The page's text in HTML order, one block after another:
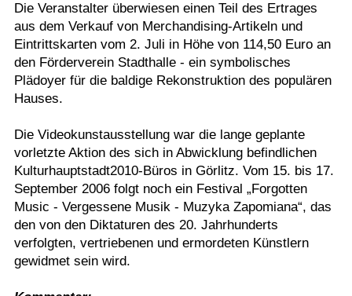
Die Veranstalter überwiesen einen Teil des Ertrages
aus dem Verkauf von Merchandising-Artikeln und
Eintrittskarten vom 2. Juli in Höhe von 114,50 Euro an
den Förderverein Stadthalle - ein symbolisches
Plädoyer für die baldige Rekonstruktion des populären
Hauses.
Die Videokunstausstellung war die lange geplante
vorletzte Aktion des sich in Abwicklung befindlichen
Kulturhauptstadt2010-Büros in Görlitz. Vom 15. bis 17.
September 2006 folgt noch ein Festival „Forgotten
Music - Vergessene Musik - Muzyka Zapomiana“, das
den von den Diktaturen des 20. Jahrhunderts
verfolgten, vertriebenen und ermordeten Künstlern
gewidmet sein wird.